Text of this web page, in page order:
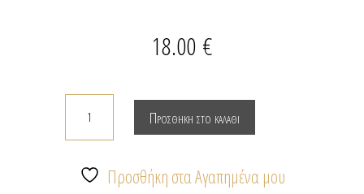
18.00 €
ανάγλυφοι
ποσότητα
Προσθήκη στο καλάθι
Προσθήκη στα Αγαπημένα μου